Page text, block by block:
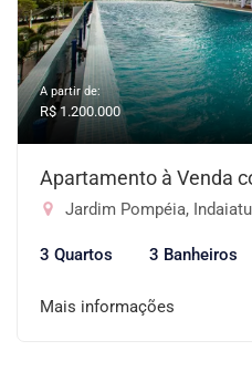
A partir de:
R$ 1.200.000
Apartamento à Venda
Jardim Pompéia,
3 Quartos 3 Banheiros
Mais informações